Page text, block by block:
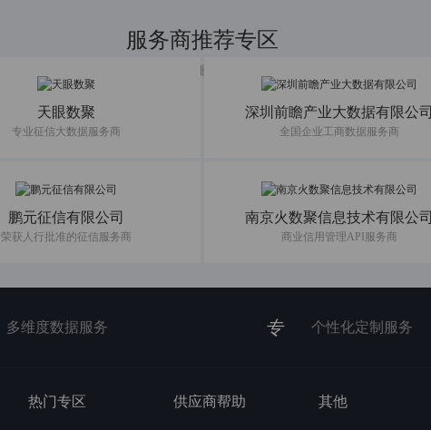
服务商推荐专区
共建数据服务新生态
天眼数聚
专业征信大数据服务商
深圳前瞻产业大数据有限公司
全国企业工商数据服务商
鹏元征信有限公司
荣获人行批准的征信服务商
南京火数聚信息技术有限公司
商业信用管理API服务商
多维度数据服务 专 个性化定制服务
热门专区 供应商帮助 其他